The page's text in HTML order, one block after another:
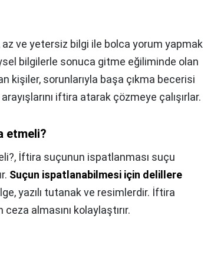
az ve yetersiz bilgi ile bolca yorum yapmak
bilgilerle sonuca gitme eğiliminde olan
kişiler, sorunlarıyla başa çıkma becerisi
iftira atarak çözmeye çalışırlar.
etmeli?
İftira suçunun ispatlanması suçu
Suçun ispatlanabilmesi için delillere
yazılı tutanak ve resimlerdir. İftira
almasını kolaylaştırır.